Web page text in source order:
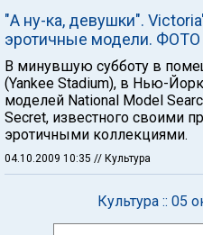
"А ну-ка, девушки".
эротичные модели. ФОТО
В минувшую субботу в
(Yankee Stadium), в Нью-
моделей National Model
Secret, известного своими
эротичными коллекциями.
04.10.2009 10:35 // Культура
Культура :: 05